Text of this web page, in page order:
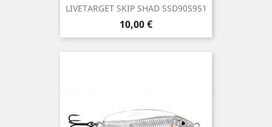
LIVETARGET SKIP SHAD SSD90S951
Precio
10,00 €